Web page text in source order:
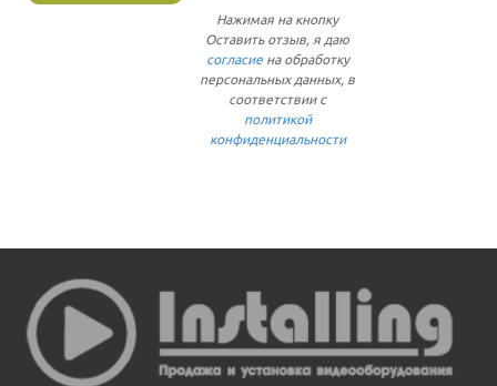
Нажимая на кнопку
Оставить отзыв, я даю
согласиена обработку
персональных данных, в
соответствии с
политикой
конфиденциальности